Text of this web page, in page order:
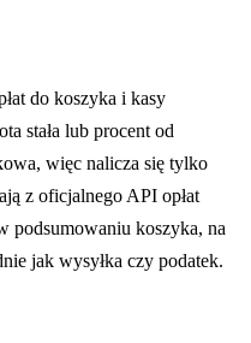
do koszyka i kasy
stała lub procent od
więc nalicza się tylko
z oficjalnego API opłat
podsumowaniu koszyka, na
jak wysyłka czy podatek.